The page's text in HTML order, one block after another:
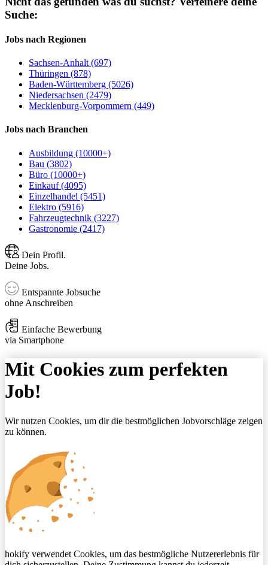
Suche:
Jobs nach Regionen
Sachsen-Anhalt (697)
Thüringen (878)
Baden-Württemberg (5026)
Niedersachsen (2479)
Mecklenburg-Vorpommern (449)
Jobs nach Branchen
Ausbildung (10000+)
Bau (3802)
Büro (10000+)
Einkauf (4095)
Einzelhandel (5451)
Elektro (5916)
Fahrzeugtechnik (3227)
Gastronomie (2417)
Dein Profil.
Deine Jobs.
Entspannte Jobsuche
ohne Anschreiben
Einfache Bewerbung
via Smartphone
Mit Cookies zum perfekten
Job!
Wir nutzen Cookies, um dir die bestmöglichen Jobvorschläge zeigen
zu können.
hokify verwendet Cookies, um das bestmögliche Nutzererlebnis für